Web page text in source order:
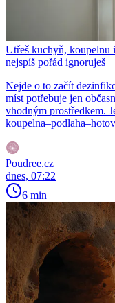
Utřeš kuchyň, koupelnu
nejspíš pořád ignoruješ
Nejde o to začít
míst potřebuje jen
vhodným prostředkem.
Poudree.cz
dnes, 07:22
6 min